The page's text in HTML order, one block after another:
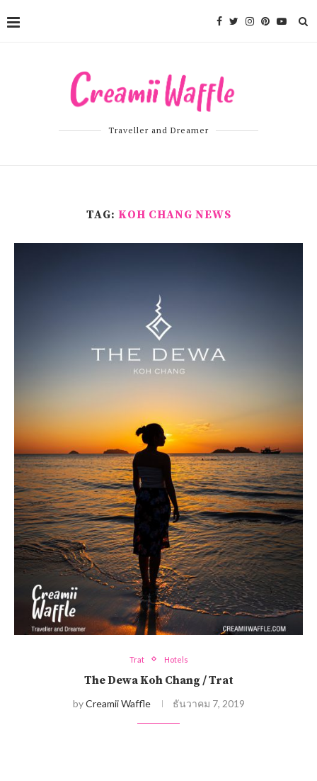
Traveller and Dreamer
TAG: KOH CHANG NEWS
Trat Hotels
The Dewa Koh Chang / Trat
byCreamii Waffle ธันวาคม 7, 2019